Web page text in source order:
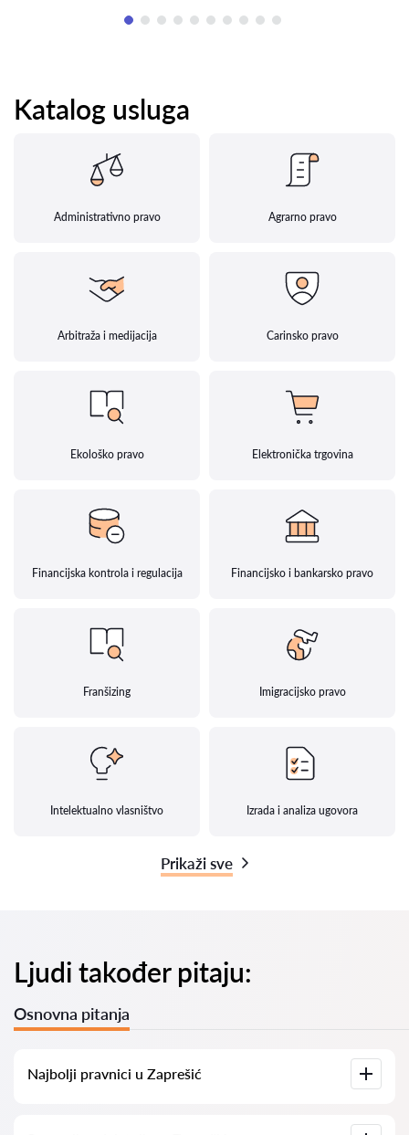
Katalog usluga
Administrativno pravo Agrarno pravo
Arbitraža i medijacija Carinsko pravo
Ekološko pravo Elektronička trgovina
Financijska kontrola i regulacija Financijsko i bankarsko pravo
Franšizing Imigracijsko pravo
Intelektualno vlasništvo Izrada i analiza ugovora
Prikaži sve
Ljudi također pitaju:
Osnovna pitanja
Najbolji pravnici u Zaprešić